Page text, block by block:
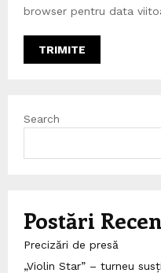
browser pentru data
Search
Postări
Precizări de presă
„Violin Star” – turneu